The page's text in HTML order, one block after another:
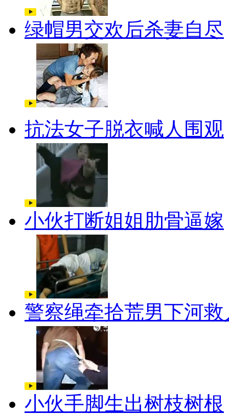
绿帽男交欢后杀妻自尽
抗法女子脱衣喊人围观
小伙打断姐姐肋骨逼嫁
警察绳牵拾荒男下河救
小伙手脚生出树枝树根